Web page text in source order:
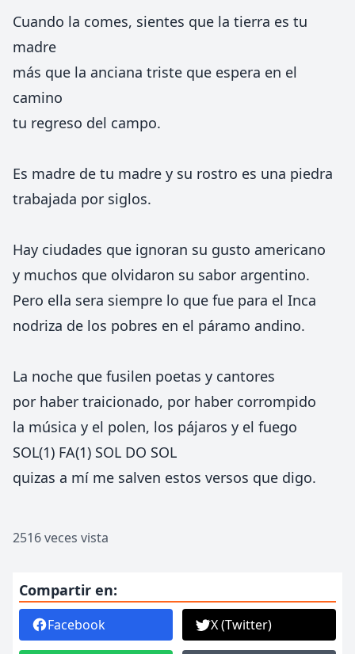
Cuando la comes, sientes que la tierra es tu
madre
más que la anciana triste que espera en el
camino
tu regreso del campo.
Es madre de tu madre y su rostro es una piedra
trabajada por siglos.
Hay ciudades que ignoran su gusto americano
y muchos que olvidaron su sabor argentino.
Pero ella sera siempre lo que fue para el Inca
nodriza de los pobres en el páramo andino.
La noche que fusilen poetas y cantores
por haber traicionado, por haber corrompido
la música y el polen, los pájaros y el fuego
SOL(1) FA(1) SOL DO SOL
quizas a mí me salven estos versos que digo.
2516 veces vista
Compartir en:
Facebook X (Twitter)